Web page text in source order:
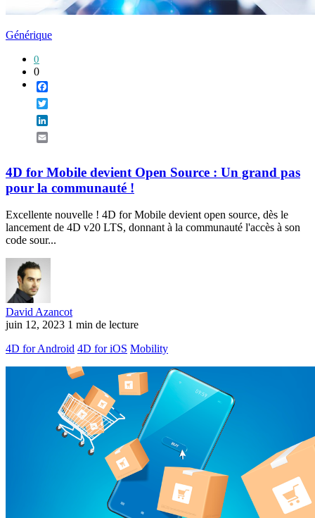
Générique
0
0
4D for Mobile devient Open Source : Un grand pas
pour la communauté !
Excellente nouvelle ! 4D for Mobile devient open source, dès le
lancement de 4D v20 LTS, donnant à la communauté l'accès à son
code sour...
David Azancot
juin 12, 2023 1 min de lecture
4D for Android 4D for iOS Mobility